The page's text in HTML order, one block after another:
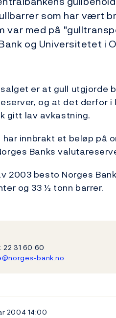
som har vært
var med på
og Universitetet i
er at gull utgjorde
og at det derfor
gitt lav avkastning.
innbrakt et beløp på
Banks
2003 besto Norges
og 33 ½ tonn barrer.
31 60 60
bank.no
2004 14:00